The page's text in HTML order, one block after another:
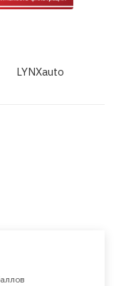
LYNXauto